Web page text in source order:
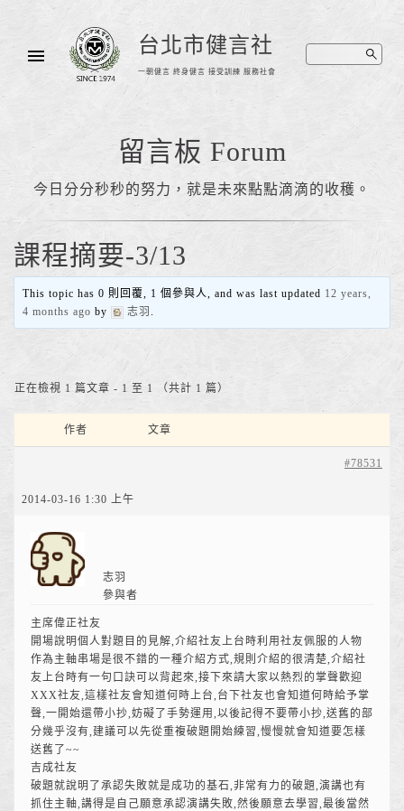
台北市健言社
一朝健言 終身健言 接受訓練 服務社會
留言板 Forum
今日分分秒秒的努力，就是未來點點滴滴的收穫。
課程摘要-3/13
This topic has 0 則回覆, 1 個參與人, and was last updated 12 years,
4 months ago by 志羽 .
正在檢視 1 篇文章 - 1 至 1 （共計 1 篇）
作者 文章
2014-03-16 1:30 上午
#78531
志羽
參與者
主席偉正社友
開場說明個人對題目的見解,介紹社友上台時利用社友佩服的人物
作為主軸串場是很不錯的一種介紹方式,規則介紹的很清楚,介紹社
友上台時有一句口訣可以背起來,接下來請大家以熱烈的掌聲歡迎
XXX社友,這樣社友會知道何時上台,台下社友也會知道何時給予掌
聲,一開始還帶小抄,妨礙了手勢運用,以後記得不要帶小抄,送舊的部
分幾乎沒有,建議可以先從重複破題開始練習,慢慢就會知道要怎樣
送舊了~~
吉成社友
破題就說明了承認失敗就是成功的基石,非常有力的破題,演講也有
抓住主軸,講得是自己願意承認演講失敗,然後願意去學習,最後當然